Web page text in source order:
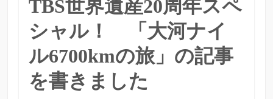
TBS世界遺産20周年スペ
シャル！ 「大河ナイ
ル6700kmの旅」の記事
を書きました